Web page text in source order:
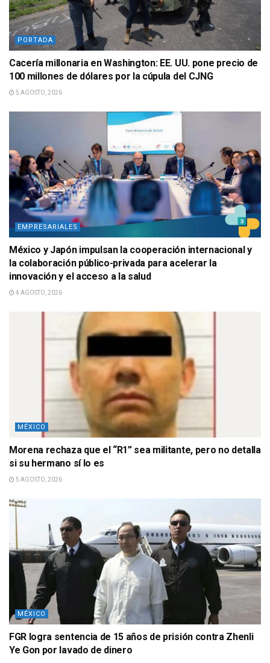
PORTADA
Cacería millonaria en Washington: EE. UU. pone precio de
100 millones de dólares por la cúpula del CJNG
5 AGOSTO, 2026
EMPRESARIALES
México y Japón impulsan la cooperación internacional y
la colaboración público-privada para acelerar la
innovación y el acceso a la salud
4 AGOSTO, 2026
MÉXICO
Morena rechaza que el “R1” sea militante, pero no detalla
si su hermano sí lo es
5 AGOSTO, 2026
MÉXICO
FGR logra sentencia de 15 años de prisión contra Zhenli
Ye Gon por lavado de dinero